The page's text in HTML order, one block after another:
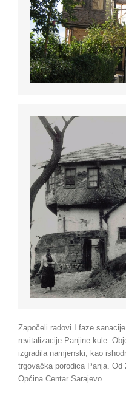
Započeli radovi I faze
revitalizacije Panjine kule.
izgradila namjenski, kao
trgovačka porodica Panja.
Općina Centar Sarajevo.